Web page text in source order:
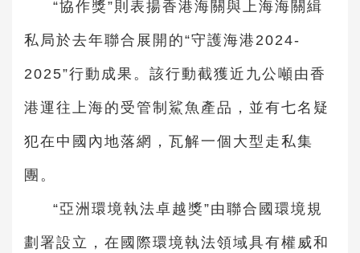
“協作獎”則表揚香港海關與上海海關緝
私局於去年聯合展開的“守護海港2024-
2025”行動成果。該行動截獲近九公噸由香
港運往上海的受管制鯊魚產品，並有七名疑
犯在中國內地落網，瓦解一個大型走私集
團。
“亞洲環境執法卓越獎”由聯合國環境規
劃署設立，在國際環境執法領域具有權威和